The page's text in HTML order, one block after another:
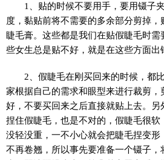
1、贴的时候不要用手，要用镊子
度，黏贴前将不需要的多余部分剪掉
睫毛膏。这些都是我们在贴假睫毛时需
些女生总是贴不好，就是在这些方面出
2、假睫毛在刚买回来的时候，都
家根据自己的需求和眼型来进行裁剪
好，不要买回来之后直接就贴上去。
捏住假睫毛，也是不对的，假睫毛很软
没轻没重，一不小心就会把睫毛捏变形
不再卷翘，所以事先要准备一个镊子